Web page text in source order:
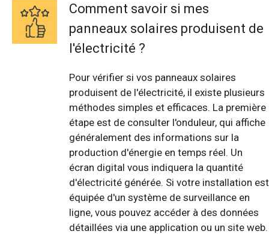
Comment savoir si mes
panneaux solaires produisent de
l'électricité ?
Pour vérifier si vos panneaux solaires
produisent de l'électricité, il existe plusieurs
méthodes simples et efficaces. La première
étape est de consulter l'onduleur, qui affiche
généralement des informations sur la
production d'énergie en temps réel. Un
écran digital vous indiquera la quantité
d'électricité générée. Si votre installation est
équipée d'un système de surveillance en
ligne, vous pouvez accéder à des données
détaillées via une application ou un site web.